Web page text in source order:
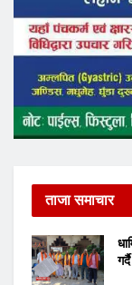
ताजा समाचार